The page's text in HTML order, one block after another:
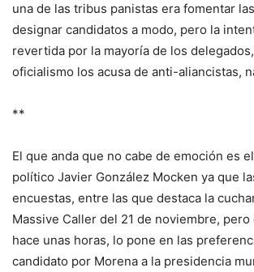
una de las tribus panistas era fomentar
designar candidatos a modo, pero la
revertida por la mayoría de los
oficialismo los acusa de anti-aliancistas,
**
El que anda que no cabe de emoción es
político Javier González Mocken ya que
encuestas, entre las que destaca la
Massive Caller del 21 de noviembre, pero
hace unas horas, lo pone en las
candidato por Morena a la presidencia